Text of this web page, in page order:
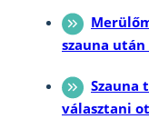
szauna után
Szauna
választani